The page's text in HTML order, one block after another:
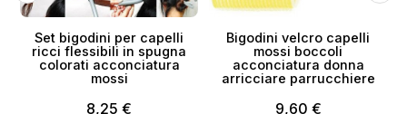
Set bigodini per capelli
ricci flessibili in spugna
colorati acconciatura
mossi
8,25 €
Bigodini velcro capelli
mossi boccoli
acconciatura donna
arricciare parrucchiere
9,60 €